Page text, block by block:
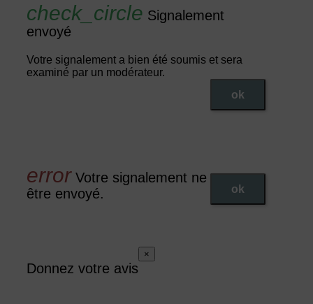
Signalement
envoyé
Votre signalement a bien été soumis et sera
examiné par un modérateur.
ok
Votre signalement ne peut pas
être envoyé.
ok
Donnez votre avis
×